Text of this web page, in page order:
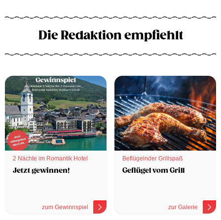
Die Redaktion empfiehlt
2 Nächte im Romantik Hotel
Jetzt gewinnen!
zum Gewinnspiel
Beflügelnder Grillspaß
Geflügel vom Grill
zur Galerie